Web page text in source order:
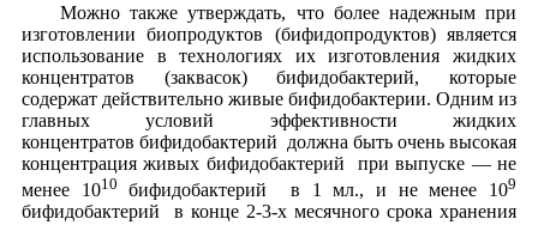
Можно также утверждать, что более надежным при
изготовлении биопродуктов (бифидопродуктов) является
использование в технологиях их изготовления жидких
концентратов (заквасок) бифидобактерий, которые
содержат действительно живые бифидобактерии. Одним из
главных условий эффективности жидких
концентратов бифидобактерий должна быть очень высокая
концентрация живых бифидобактерий при выпуске — не
менее 1010 бифидобактерий в 1 мл., и не менее 109
бифидобактерий в конце 2-3-х месячного срока хранения